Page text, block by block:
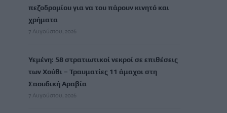
πεζοδρομίου για να του πάρουν κινητό και
χρήματα
7 Αυγούστου, 2026
Υεμένη: 58 στρατιωτικοί νεκροί σε επιθέσεις
των Χούθι – Τραυματίες 11 άμαχοι στη
Σαουδική Αραβία
7 Αυγούστου, 2026